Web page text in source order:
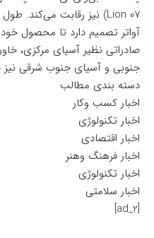
آواتر تصمیم دارد تا محصول خود
صادراتی نظیر آسیای مرکزی،
جنوبی و آسیای جنوب شرقی نیز
دسته بندی مطالب
اخبار کسب وکار
اخبار تکنولوژی
اخبار اقتصادی
اخبار فرهنگ وهنر
اخبار تکنولوژی
اخبار سلامتی
[ad_2]